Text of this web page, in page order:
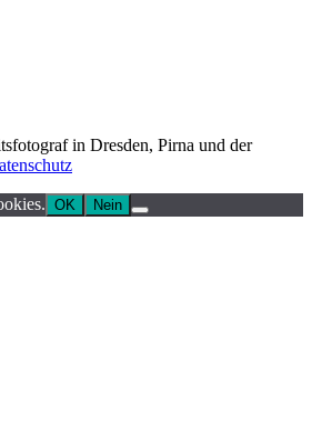
in Dresden, Pirna und der
OK Nein